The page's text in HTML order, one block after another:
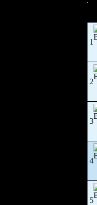
1
2
3
4
5